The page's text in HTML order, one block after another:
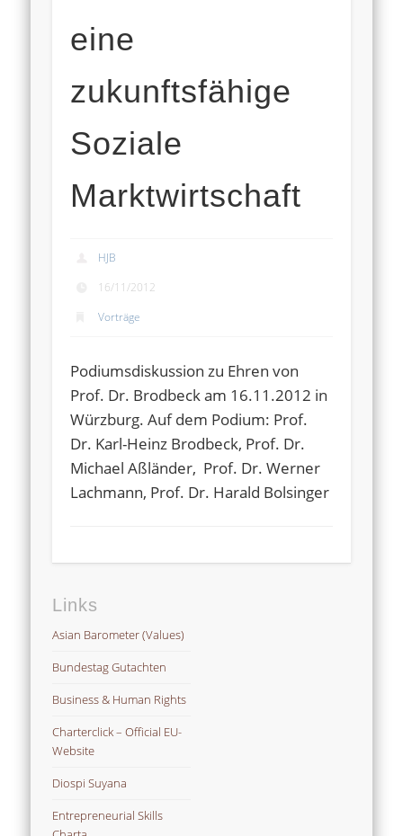
eine
zukunftsfähige
Soziale
Marktwirtschaft
HJB
16/11/2012
Vorträge
Podiumsdiskussion zu Ehren von
Prof. Dr. Brodbeck am 16.11.2012 in
Würzburg. Auf dem Podium: Prof.
Dr. Karl-Heinz Brodbeck, Prof. Dr.
Michael Aßländer, Prof. Dr. Werner
Lachmann, Prof. Dr. Harald Bolsinger
Links
Asian Barometer (Values)
Bundestag Gutachten
Business & Human Rights
Charterclick – Official EU-
Website
Diospi Suyana
Entrepreneurial Skills